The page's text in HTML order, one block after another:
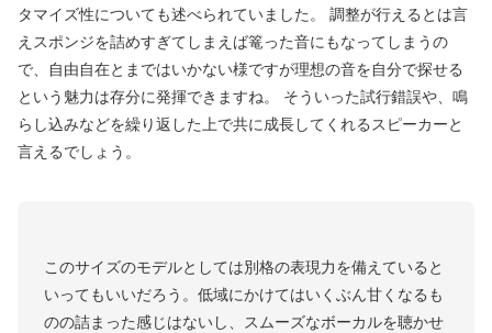
タマイズ性についても述べられていました。 調整が行えるとは言
えスポンジを詰めすぎてしまえば篭った音にもなってしまうの
で、自由自在とまではいかない様ですが理想の音を自分で探せる
という魅力は存分に発揮できますね。 そういった試行錯誤や、鳴
らし込みなどを繰り返した上で共に成長してくれるスピーカーと
言えるでしょう。
このサイズのモデルとしては別格の表現力を備えていると
いってもいいだろう。低域にかけてはいくぶん甘くなるも
のの詰まった感じはないし、スムーズなボーカルを聴かせ